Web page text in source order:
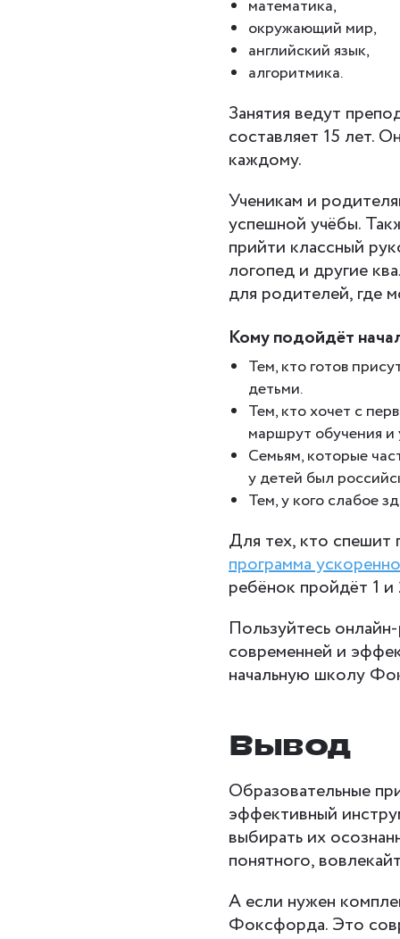
математика,
окружающий мир,
английский язык,
алгоритмика.
Занятия ведут
составляет 15 лет.
каждому.
Ученикам и
успешной учёбы.
прийти классный
логопед и другие
для родителей, где
Кому подойдёт
Тем, кто готов
детьми.
Тем, кто хочет с
маршрут обучения и
Семьям, которые
у детей был
Тем, у кого слабое
Для тех, кто
программа
ребёнок пройдёт 1 и
Пользуйтесь
современней и
начальную школу
Вывод
Образовательные
эффективный
выбирать их
понятного,
А если нужен
Фоксфорда. Это